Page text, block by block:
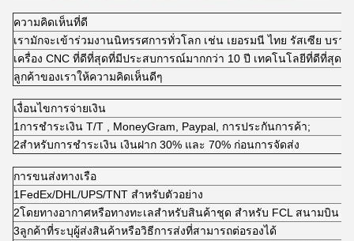
ความคิดเห็นที่ดี
เรามักจะเข้าร่วมงานนิทรรศการทั่วโลก เช่น เยอรมนี ไทย รัสเซีย บรา
เครื่อง CNC ที่ดีที่สุดที่มีประสบการณ์มากกว่า 10 ปี เทคโนโลยีที่ดีที่สุด
ลูกค้าของเราให้ความคิดเห็นดีๆ
เงื่อนไขการจ่ายเงิน
1การชําระเงิน T/T , MoneyGram, Paypal, การประกันการค้า;
2สําหรับการชําระเงิน เงินฝาก 30% และ 70% ก่อนการจัดส่ง
การขนส่งทางเรือ
1FedEx/DHL/UPS/TNT สําหรับตัวอย่าง
2โดยทางอากาศหรือทางทะเลสําหรับสินค้าชุด สําหรับ FCL สนามบิน /
3ลูกค้าที่ระบุผู้ส่งสินค้าหรือวิธีการส่งที่สามารถต่อรองได้